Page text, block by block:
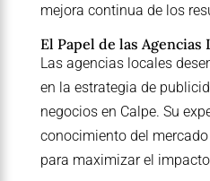
mejora continua de los
El Papel de las Agencias
Las agencias locales
en la estrategia de
negocios en Calpe. Su
conocimiento del
para maximizar el